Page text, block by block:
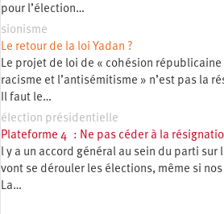
pour l’élection…
sionisme
Le retour de la loi Yadan ?
Le projet de loi de « cohésion
racisme et l’antisémitisme » n’est pas la
Il faut le…
élection présidentielle
Plateforme 4 : Ne pas céder à la
l y a un accord général au sein du parti
vont se dérouler les élections, même si
La…